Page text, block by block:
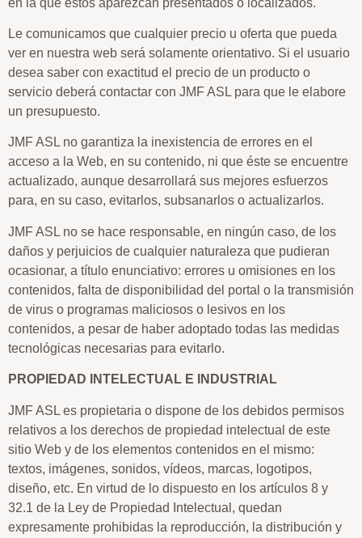
Le comunicamos que cualquier precio u oferta que pueda
ver en nuestra web será solamente orientativo. Si el usuario
desea saber con exactitud el precio de un producto o
servicio deberá contactar con JMF ASL para que le elabore
un presupuesto.
JMF ASL no garantiza la inexistencia de errores en el
acceso a la Web, en su contenido, ni que éste se encuentre
actualizado, aunque desarrollará sus mejores esfuerzos
para, en su caso, evitarlos, subsanarlos o actualizarlos.
JMF ASL no se hace responsable, en ningún caso, de los
daños y perjuicios de cualquier naturaleza que pudieran
ocasionar, a título enunciativo: errores u omisiones en los
contenidos, falta de disponibilidad del portal o la transmisión
de virus o programas maliciosos o lesivos en los
contenidos, a pesar de haber adoptado todas las medidas
tecnológicas necesarias para evitarlo.
PROPIEDAD INTELECTUAL E INDUSTRIAL
JMF ASL es propietaria o dispone de los debidos permisos
relativos a los derechos de propiedad intelectual de este
sitio Web y de los elementos contenidos en el mismo:
textos, imágenes, sonidos, vídeos, marcas, logotipos,
diseño, etc. En virtud de lo dispuesto en los artículos 8 y
32.1 de la Ley de Propiedad Intelectual, quedan
expresamente prohibidas la reproducción, la distribución y